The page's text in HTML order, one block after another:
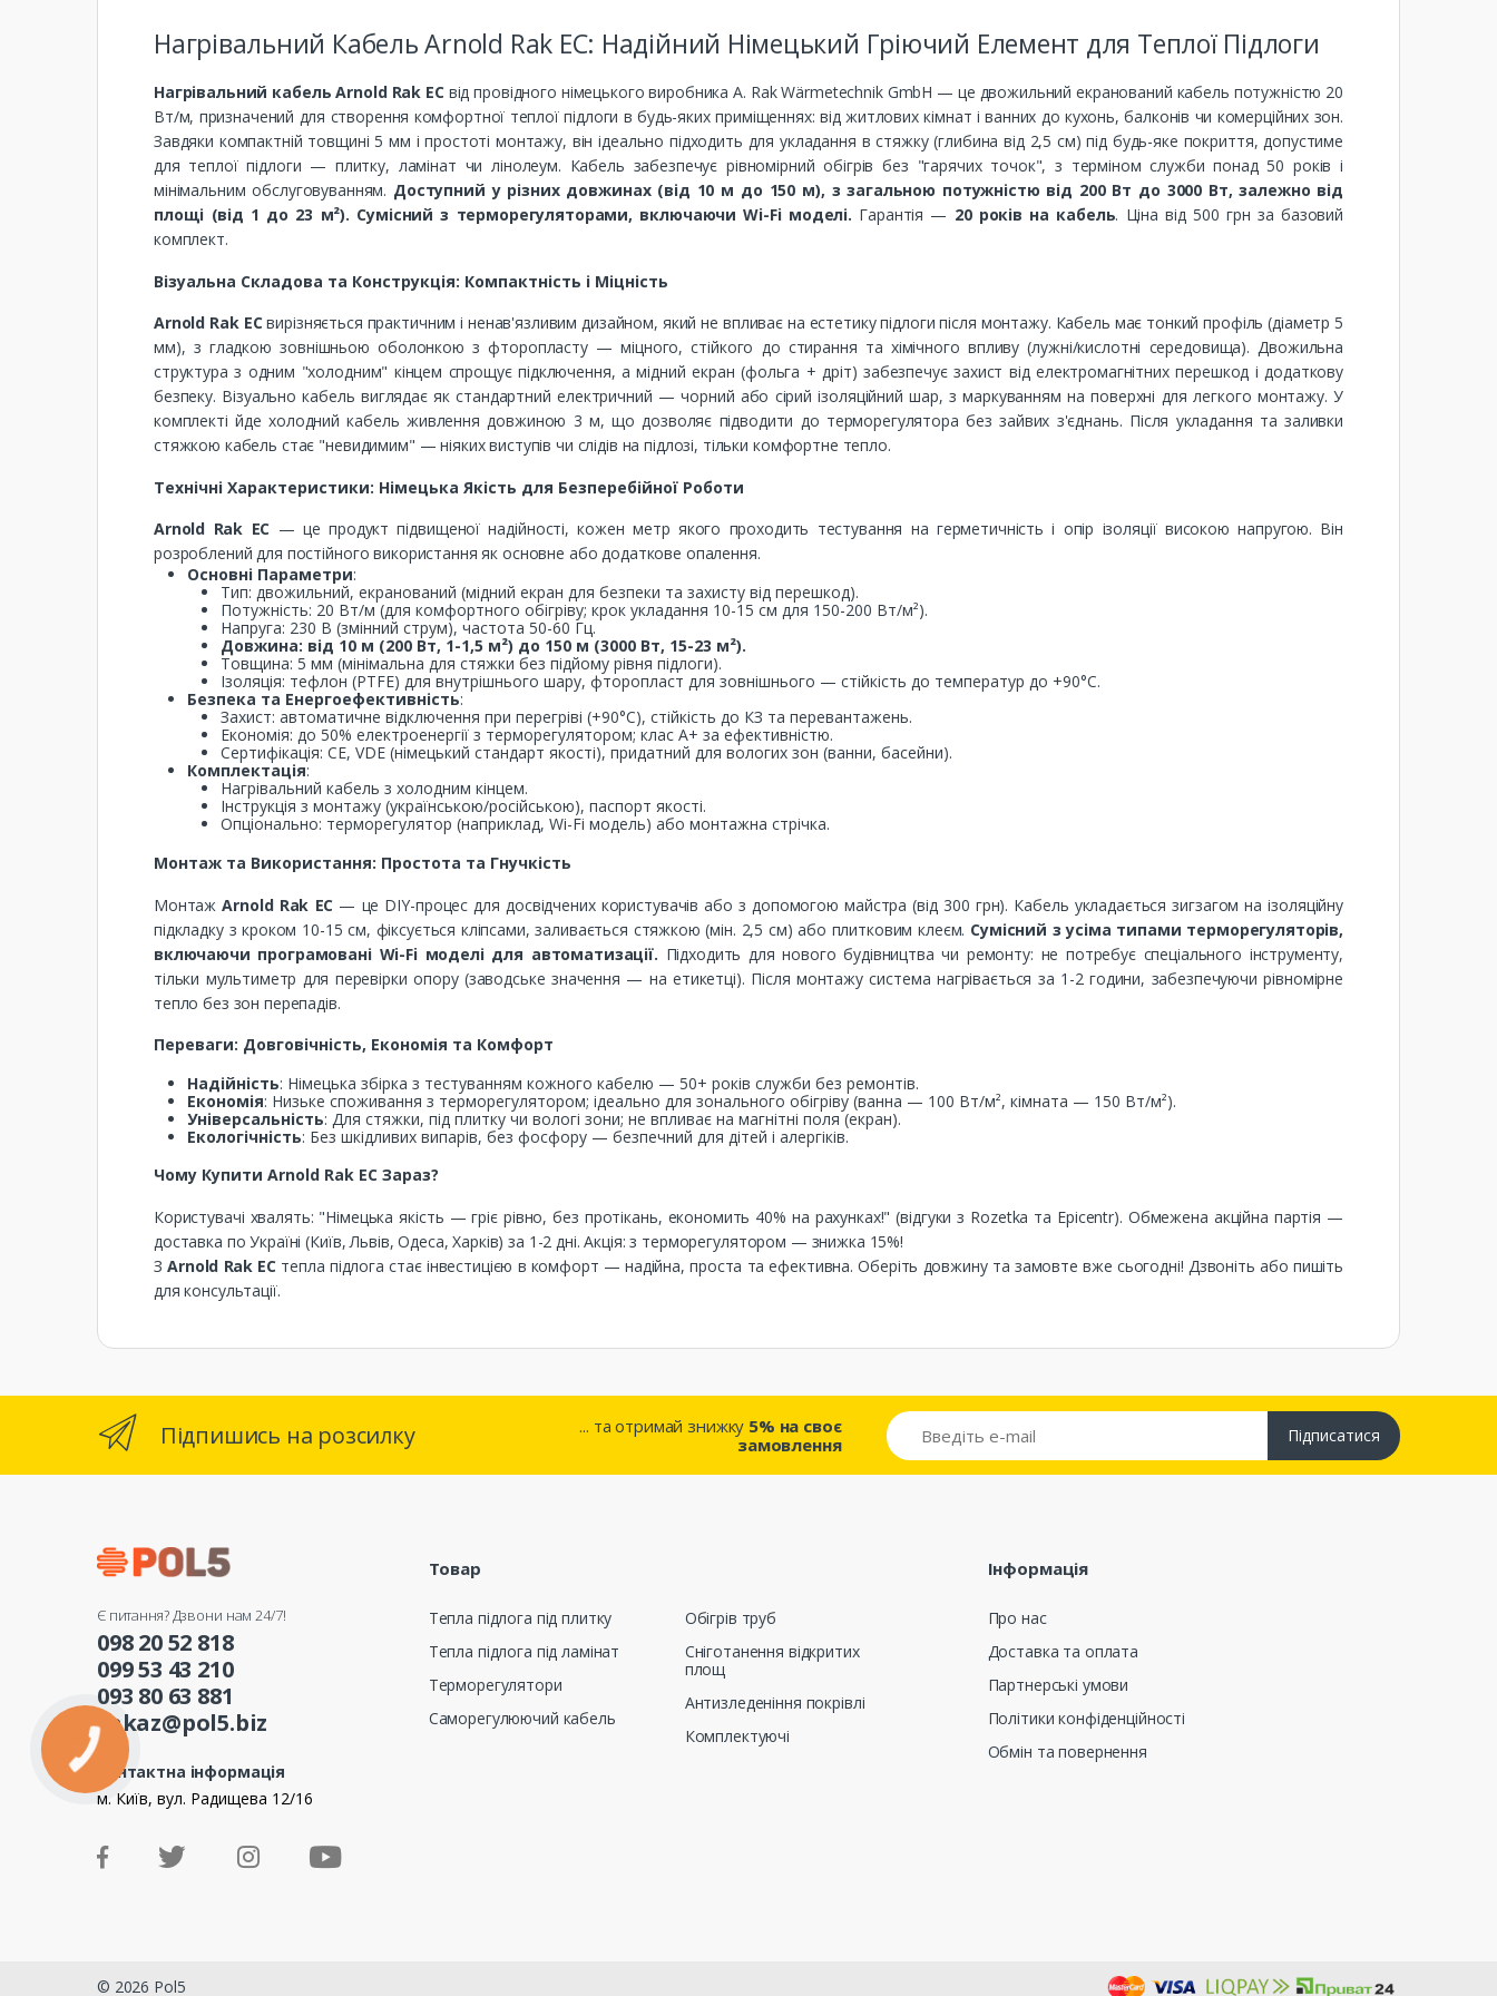
Нагрівальний Кабель Arnold Rak EC: Надійний Німецький Гріючий Елемент для Теплої Підлоги
Нагрівальний кабель Arnold Rak ECвід провідного німецького виробника A. Rak Wärmetechnik GmbH — це двожильний екранований кабель потужністю 20
Вт/м, призначений для створення комфортної теплої підлоги в будь-яких приміщеннях: від житлових кімнат і ванних до кухонь, балконів чи комерційних зон.
Завдяки компактній товщині 5 мм і простоті монтажу, він ідеально підходить для укладання в стяжку (глибина від 2,5 см) під будь-яке покриття, допустиме
для теплої підлоги — плитку, ламінат чи лінолеум. Кабель забезпечує рівномірний обігрів без "гарячих точок", з терміном служби понад 50 років і
мінімальним обслуговуванням. Доступний у різних довжинах (від 10 м до 150 м), з загальною потужністю від 200 Вт до 3000 Вт, залежно від
площі (від 1 до 23 м²). Сумісний з терморегуляторами, включаючи Wi-Fi моделі. Гарантія — 20 років на кабель. Ціна від 500 грн за базовий
комплект.
Візуальна Складова та Конструкція: Компактність і Міцність
Arnold Rak ECвирізняється практичним і ненав'язливим дизайном, який не впливає на естетику підлоги після монтажу. Кабель має тонкий профіль (діаметр 5
мм), з гладкою зовнішньою оболонкою з фторопласту — міцного, стійкого до стирання та хімічного впливу (лужні/кислотні середовища). Двожильна
структура з одним "холодним" кінцем спрощує підключення, а мідний екран (фольга + дріт) забезпечує захист від електромагнітних перешкод і додаткову
безпеку. Візуально кабель виглядає як стандартний електричний — чорний або сірий ізоляційний шар, з маркуванням на поверхні для легкого монтажу. У
комплекті йде холодний кабель живлення довжиною 3 м, що дозволяє підводити до терморегулятора без зайвих з'єднань. Після укладання та заливки
стяжкою кабель стає "невидимим" — ніяких виступів чи слідів на підлозі, тільки комфортне тепло.
Технічні Характеристики: Німецька Якість для Безперебійної Роботи
Arnold Rak EC — це продукт підвищеної надійності, кожен метр якого проходить тестування на герметичність і опір ізоляції високою напругою. Він
розроблений для постійного використання як основне або додаткове опалення.
Основні Параметри:
Тип: двожильний, екранований (мідний екран для безпеки та захисту від перешкод).
Потужність: 20 Вт/м (для комфортного обігріву; крок укладання 10-15 см для 150-200 Вт/м²).
Напруга: 230 В (змінний струм), частота 50-60 Гц.
Довжина: від 10 м (200 Вт, 1-1,5 м²) до 150 м (3000 Вт, 15-23 м²).
Товщина: 5 мм (мінімальна для стяжки без підйому рівня підлоги).
Ізоляція: тефлон (PTFE) для внутрішнього шару, фторопласт для зовнішнього — стійкість до температур до +90°C.
Безпека та Енергоефективність:
Захист: автоматичне відключення при перегріві (+90°C), стійкість до КЗ та перевантажень.
Економія: до 50% електроенергії з терморегулятором; клас A+ за ефективністю.
Сертифікація: CE, VDE (німецький стандарт якості), придатний для вологих зон (ванни, басейни).
Комплектація:
Нагрівальний кабель з холодним кінцем.
Інструкція з монтажу (українською/російською), паспорт якості.
Опціонально: терморегулятор (наприклад, Wi-Fi модель) або монтажна стрічка.
Монтаж та Використання: Простота та Гнучкість
МонтажArnold Rak EC — це DIY-процес для досвідчених користувачів або з допомогою майстра (від 300 грн). Кабель укладається зигзагом на ізоляційну
підкладку з кроком 10-15 см, фіксується кліпсами, заливається стяжкою (мін. 2,5 см) або плитковим клеєм. Сумісний з усіма типами терморегуляторів,
включаючи програмовані Wi-Fi моделі для автоматизації. Підходить для нового будівництва чи ремонту: не потребує спеціального інструменту,
тільки мультиметр для перевірки опору (заводське значення — на етикетці). Після монтажу система нагрівається за 1-2 години, забезпечуючи рівномірне
тепло без зон перепадів.
Переваги: Довговічність, Економія та Комфорт
Надійність: Німецька збірка з тестуванням кожного кабелю — 50+ років служби без ремонтів.
Економія: Низьке споживання з терморегулятором; ідеально для зонального обігріву (ванна — 100 Вт/м², кімната — 150 Вт/м²).
Універсальність: Для стяжки, під плитку чи вологі зони; не впливає на магнітні поля (екран).
Екологічність: Без шкідливих випарів, без фосфору — безпечний для дітей і алергіків.
Чому Купити Arnold Rak EC Зараз?
Користувачі хвалять: "Німецька якість — гріє рівно, без протікань, економить 40% на рахунках!" (відгуки з Rozetka та Epicentr). Обмежена акційна партія —
доставка по Україні (Київ, Львів, Одеса, Харків) за 1-2 дні. Акція: з терморегулятором — знижка 15%!
ЗArnold Rak EC тепла підлога стає інвестицією в комфорт — надійна, проста та ефективна. Оберіть довжину та замовте вже сьогодні! Дзвоніть або пишіть
для консультації.
Підпишись на розсилку ... та отримай знижку 5% на своє
замовлення
Підписатися
Є питання? Дзвони нам 24/7!
098 20 52 818
099 53 43 210
093 80 63 881
zakaz@pol5.biz
Контактна інформація
м. Київ, вул. Радищева 12/16
Товар
Тепла підлога під плитку
Тепла підлога під ламінат
Терморегулятори
Саморегулюючий кабель
Обігрів труб
Сніготанення відкритих
площ
Антизледеніння покрівлі
Комплектуючі
Інформація
Про нас
Доставка та оплата
Партнерські умови
Політики конфіденційності
Обмін та повернення
© 2026 Pol5